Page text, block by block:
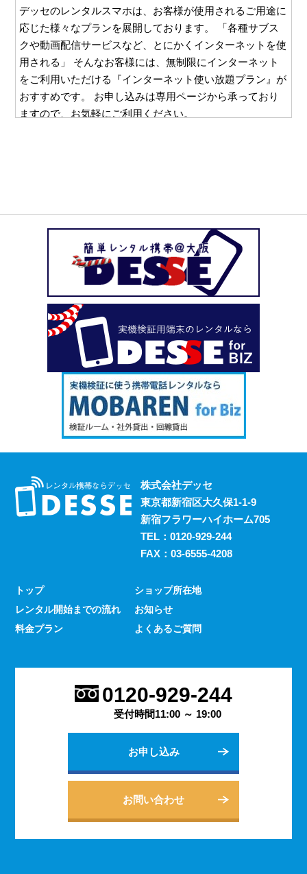
デッセのレンタルスマホは、お客様が使用されるご用途に
応じた様々なプランを展開しております。 「各種サブス
クや動画配信サービスなど、とにかくインターネットを使
用される」 そんなお客様には、無制限にインターネット
をご利用いただける『インターネット使い放題プラン』が
おすすめです。 お申し込みは専用ページから承っており
ますので、お気軽にご利用ください。
にお送りすることは一切ございません。 お客様と直接や
り取りのできるメールやお電話でのご請求となりますの
で、万一レンタルスマホの使用を他の方に知られたくな
い、という場合も安心してご利用いただけます。
デッセがスマホのレンタルと並行して展開しているのが、
ポケットwifiのレンタルサービスです。 街中にもフリーwifi
はありますが、通信速度に難があったり接続に制限があっ
たりと不便な面も否めません。 それらの影響を受けず、
電波圏内ならいつでも快適にインターネットを楽しめるポ
ケットwifiをレンタルでお得にご利用いただけます。 ご希
望の際はお気軽にご相談ください。
レンタルスマホには通話・通信以外にも様々な利用方法が
あります。 例えば、スマホ用アプリの開発における実機
検証用にスマホのレンタルをお考えの際は、デッセまでご
相談ください。
過去に発生した料金トラブルなど、身の回りの様々な事情
からスマホの利用契約を締結できない、という方は意外に
うな連絡手段となるものは手元にないと何かと手間がかか
るものです。 デッセでは、そういった方であっても気軽
にご契約いただけるレンタルスマホサービスのご案内を行
してだけでなく出退勤やスケジュールの管理などにも活躍
します。 会社は人の出入りもありますので、通常のスマ
ホのように1台1台契約するよりも、まとめてレンタルする
方がよりお得に利用できます。 会社用のレンタルスマホ
個人でのご利用から法人向けの複数台のご利用まで、お客
様の用途に合わせた様々な利用方法を提案できるデッセの
株式会社デッセ
東京都新宿区大久保1-1-9
新宿フラワーハイホーム705
TEL： 0120-929-244
FAX：03-6555-4208
トップ
レンタル開始までの流れ
料金プラン
ショップ所在地
お知らせ
よくあるご質問
0120-929-244
受付時間11:00 ～ 19:00
お申し込み
お問い合わせ